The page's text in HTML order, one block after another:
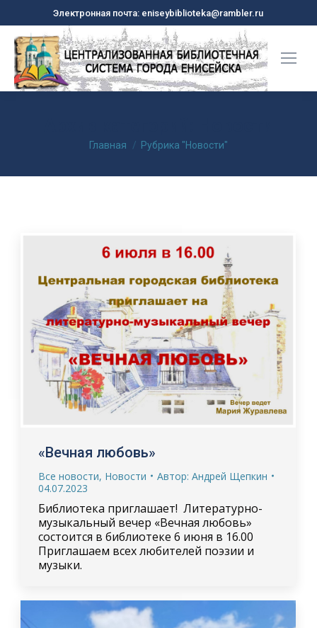
Электронная почта: eniseybiblioteka@rambler.ru
Вы здесь:
Главная Рубрика "Новости"
«Вечная любовь»
Все новости, Новости Автор: Андрей Щепкин
04.07.2023
Библиотека приглашает! Литературно-
музыкальный вечер «Вечная любовь»
состоится в библиотеке 6 июня в 16.00
Приглашаем всех любителей поэзии и
музыки.